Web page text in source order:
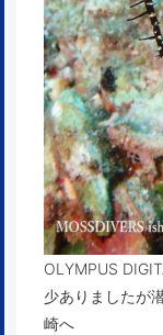
OLYMPUS
少ありましたが
崎へ